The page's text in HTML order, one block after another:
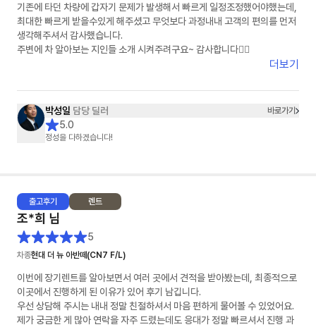
기존에 타던 차량에 갑자기 문제가 발생해서 빠르게 일정조정했어야했는데,
최대한 빠르게 받을수있게 해주셨고 무엇보다 과정내내 고객의 편의를 먼저
생각해주셔서 감사했습니다.
주변에 차 알아보는 지인들 소개 시켜주려구요~ 감사합니다👍🏻
더보기
박성일 담당 딜러 바로가기
5.0
정성을 다하겠습니다!
출고후기 렌트
조*희 님
5
차종현대 더 뉴 아반떼(CN7 F/L)
이번에 장기렌트를 알아보면서 여러 곳에서 견적을 받아봤는데, 최종적으로
이곳에서 진행하게 된 이유가 있어 후기 남깁니다.
우선 상담해 주시는 내내 정말 친절하셔서 마음 편하게 물어볼 수 있었어요.
제가 궁금한 게 많아 연락을 자주 드렸는데도 응대가 정말 빠르셔서 진행 과